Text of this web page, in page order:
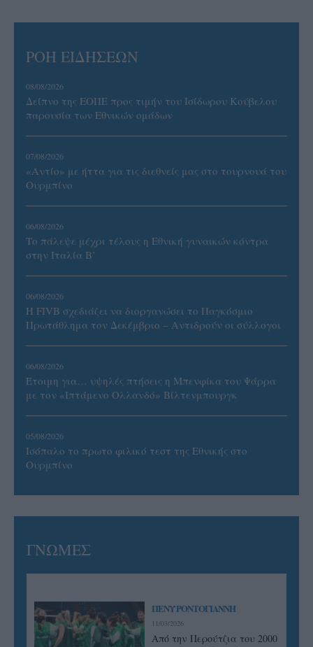
ΡΟΗ ΕΙΔΗΣΕΩΝ
08/08/2026
Δείπνο της ΕΟΠΕ προς τιμήν του Ισίδωρου Κούβελου
παρουσία των Εθνικών ομάδων
07/08/2026
«Αντίο» με ήττα για τις διεθνείς μας στο τουρνουά του
Ουρμπίνο
06/08/2026
Το πάλεψε μέχρι τέλους η Εθνική γυναικών κόντρα
στην Ιταλία Β’
06/08/2026
Η FIVB σχεδιάζει να διοργανώσει το Παγκόσμιο
Πρωτάθλημα τον Δεκέμβριο – Αντιδρούν οι σύλλογοι
06/08/2026
Έτοιμη για… υψηλές πτήσεις η Μπενφίκα του Ψάρρα
με τον «Ιπτάμενο Ολλανδό» Βίλτενμπουργκ
05/08/2026
Ισόπαλο το πρωτο φιλικό τεστ της Εθνικής στο
Ουρμπίνο
ΓΝΩΜΕΣ
ΠΕΝΥ ΡΟΝΤΟΓΙΑΝΝΗ
11/03/2026
Από την Περούτζια του 2000